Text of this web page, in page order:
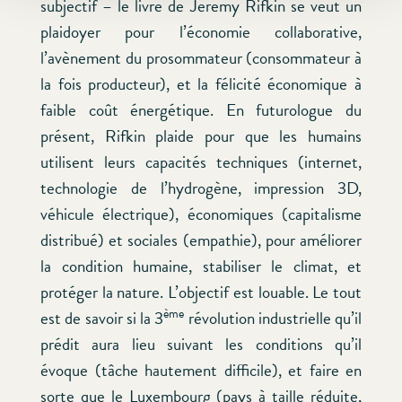
subjectif – le livre de Jeremy Rifkin se veut un
plaidoyer pour l’économie collaborative,
l’avènement du prosommateur (consommateur à
la fois producteur), et la félicité économique à
faible coût énergétique. En futurologue du
présent, Rifkin plaide pour que les humains
utilisent leurs capacités techniques (internet,
technologie de l’hydrogène, impression 3D,
véhicule électrique), économiques (capitalisme
distribué) et sociales (empathie), pour améliorer
la condition humaine, stabiliser le climat, et
protéger la nature. L’objectif est louable. Le tout
est de savoir si la 3ème révolution industrielle qu’il
prédit aura lieu suivant les conditions qu’il
évoque (tâche hautement difficile), et faire en
sorte que le Luxembourg (pays à taille réduite,